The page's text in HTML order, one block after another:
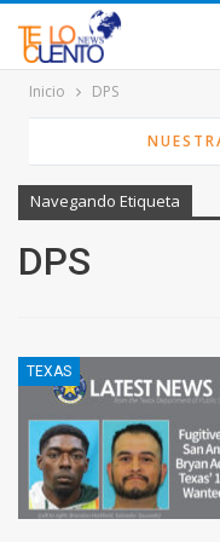
Inicio DPS
Navegando Etiqueta
DPS
TEXAS